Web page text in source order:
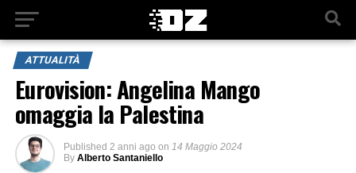
ATTUALITÀ
Eurovision: Angelina Mango
omaggia la Palestina
Published 2 anni ago on 14 Maggio 2024
By Alberto Santaniello